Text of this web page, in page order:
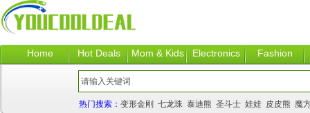
Home Hot Deals Mom & Kids Electronics Fashion
热门搜索： 变形金刚 七龙珠 泰迪熊 圣斗士 娃娃 皮皮熊 魔